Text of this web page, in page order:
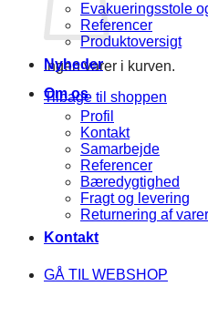
Ingen varer i kurven.
Tilbage til shoppen
Evakueringsstole
Referencer
Produktoversigt
Nyheder
Om os
Profil
Kontakt
Samarbejde
Referencer
Bæredygtighed
Fragt og levering
Returnering af varer
Kontakt
GÅ TIL WEBSHOP